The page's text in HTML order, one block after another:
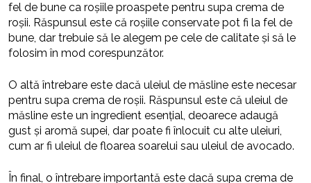
fel de bune ca roșiile proaspete pentru supa crema de
roșii. Răspunsul este că roșiile conservate pot fi la fel de
bune, dar trebuie să le alegem pe cele de calitate și să le
folosim în mod corespunzător.
O altă întrebare este dacă uleiul de măsline este necesar
pentru supa crema de roșii. Răspunsul este că uleiul de
măsline este un ingredient esențial, deoarece adaugă
gust și aromă supei, dar poate fi înlocuit cu alte uleiuri,
cum ar fi uleiul de floarea soarelui sau uleiul de avocado.
În final, o întrebare importantă este dacă supa crema de